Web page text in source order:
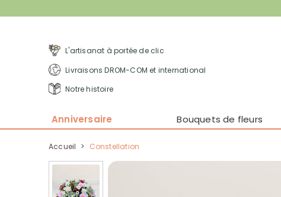
L'artisanat à portée de clic
Livraisons DROM-COM et international
Notre histoire
Anniversaire Bouquets de fleurs
Accueil > Constellation